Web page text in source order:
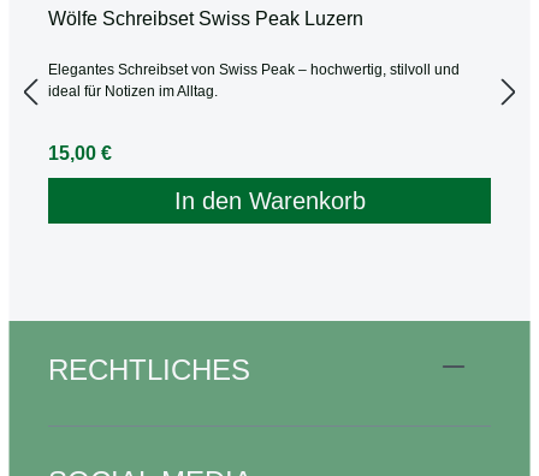
Wölfe Schreibset Swiss Peak Luzern
Elegantes Schreibset von Swiss Peak – hochwertig, stilvoll und
ideal für Notizen im Alltag.
Regulärer Preis:
15,00 €
In den Warenkorb
RECHTLICHES